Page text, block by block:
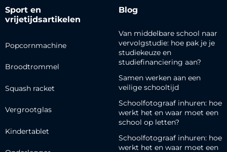
Sport en
vrijetijdsartikelen
Popcornmachine
Broodtrommel
Squash racket
Vergrootglas
Kindertablet
Blog
Van middelbare school naar
vervolgstudie: hoe pak je je
studiekeuze en
studiefinanciering aan?
Samen werken aan een
veilige schooltijd
Schoolfotograaf inhuren: hoe
werkt het en waar moet een
school op letten?
Schoolfotograaf inhuren: hoe
werkt het en waar moet een